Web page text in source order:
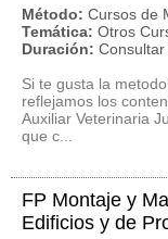
Método: Cursos de
Temática: Otros
Duración:
Si te gusta la
reflejamos los
Auxiliar Veterinaria
que c...
FP Montaje y
Edificios y de